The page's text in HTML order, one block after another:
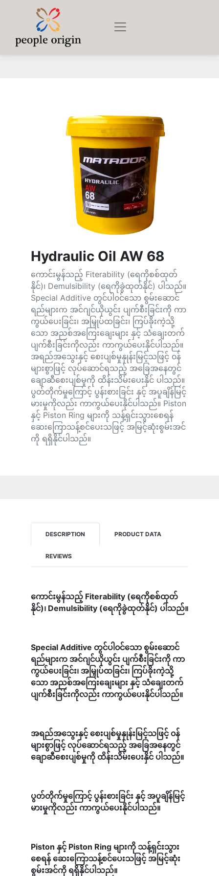
Hydraulic Oil AW 68
ကောင်းမွန်သည့် Fiterability (ရေကိုစစ်ထုတ်
နိုင်)၊ Demulsibility (ရေကိုခွဲထုတ်နိုင်) ပါသည်။
Special Additive တွင်ပါ၀င်သော စွမ်းဆောင်
ရည်များက အင်ဂျင်ယိုယွင်း ပျက်စီးခြင်းကို ကာ
ကွယ်ပေးခြင်း၊ အမြှုပ်ထခြင်း၊ ကြပ်ခိုးကဲ့သို့
သော အညစ်အကြေးချေးများ နှင့် သံချေးတက်
ပျက်စီးခြင်းကိုလည်း ကာကွယ်ပေးနိုင်ပါသည်။
အရည်အသွေးနှင့် စေးပျစ်မှုနှုန်းမြင့်သဖြင့် ၀န်
များစွာဖြင့် လုပ်ဆောင်ရသည့် အခြေအနေတွင်
ချောဆီစေးပျစ်မှုကို ထိန်းသိမ်းပေးနှိင် ပါသည်။
ပွတ်တိုက်မှုကြောင့် ပွန်းစားခြင်း နှင့် အပူချိန်မြင့်
မားမှုကိုလည်း ကာကွယ်ပေးနိုင်ပါသည်။ Piston
နှင့် Piston Ring များကို သန့်ရှင်းသွားစေရန်
ဆေးကြောသန့်စင်ပေးသဖြင့် အမြင့်ဆုံးစွမ်းအင်
ကို ရရှိနိုင်ပါသည်။
DESCRIPTION PRODUCT DATA
REVIEWS
ကောင်းမွန်သည့် Fiterability (ရေကိုစစ်ထုတ်
နိုင်)၊ Demulsibility (ရေကိုခွဲထုတ်နိုင်) ပါသည်။
Special Additive တွင်ပါ၀င်သော စွမ်းဆောင်
ရည်များက အင်ဂျင်ယိုယွင်း ပျက်စီးခြင်းကို ကာ
ကွယ်ပေးခြင်း၊ အမြှုပ်ထခြင်း၊ ကြပ်ခိုးကဲ့သို့
သော အညစ်အကြေးချေးများ နှင့် သံချေးတက်
ပျက်စီးခြင်းကိုလည်း ကာကွယ်ပေးနိုင်ပါသည်။
အရည်အသွေးနှင့် စေးပျစ်မှုနှုန်းမြင့်သဖြင့် ၀န်
များစွာဖြင့် လုပ်ဆောင်ရသည့် အခြေအနေတွင်
ချောဆီစေးပျစ်မှုကို ထိန်းသိမ်းပေးနှိင် ပါသည်။
ပွတ်တိုက်မှုကြောင့် ပွန်းစားခြင်း နှင့် အပူချိန်မြင့်
မားမှုကိုလည်း ကာကွယ်ပေးနိုင်ပါသည်။
Piston နှင့် Piston Ring များကို သန့်ရှင်းသွား
စေရန် ဆေးကြောသန့်စင်ပေးသဖြင့် အမြင့်ဆုံး
စွမ်းအင်ကို ရရှိနိုင်ပါသည်။